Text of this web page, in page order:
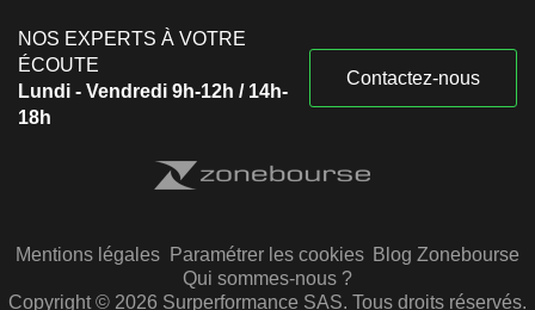
NOS EXPERTS À VOTRE
ÉCOUTE
Lundi - Vendredi 9h-12h / 14h-
18h
Contactez-nous
Mentions légales Paramétrer les cookies Blog Zonebourse
Qui sommes-nous ?
Copyright © 2026 Surperformance SAS. Tous droits réservés.